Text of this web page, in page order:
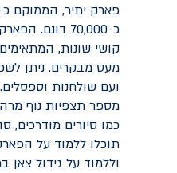
כ-70,000
קושי שונות,
מעט מבקרים. ניתן
ועם שולחנות
מספר תצפיות נוף
כמו סיורים מודרכים,
תוכלו ללמוד על
וללמוד על גידול